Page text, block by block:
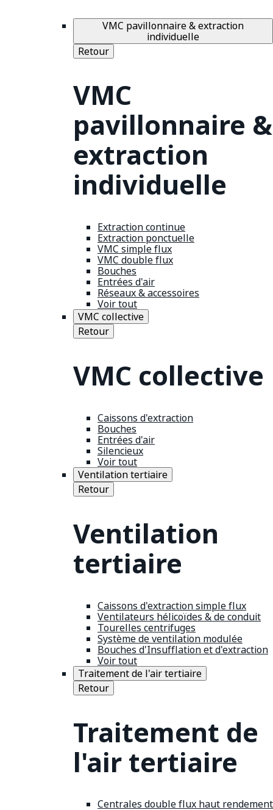
VMC pavillonnaire & extraction
individuelle
Retour
VMC
pavillonnaire &
extraction
individuelle
Extraction continue
Extraction ponctuelle
VMC simple flux
VMC double flux
Bouches
Entrées d'air
Réseaux & accessoires
Voir tout
VMC collective
Retour
VMC collective
Caissons d'extraction
Bouches
Entrées d'air
Silencieux
Voir tout
Ventilation tertiaire
Retour
Ventilation
tertiaire
Caissons d'extraction simple flux
Ventilateurs hélicoïdes & de conduit
Tourelles centrifuges
Système de ventilation modulée
Bouches d'Insufflation et d'extraction
Voir tout
Traitement de l'air tertiaire
Retour
Traitement de
l'air tertiaire
Centrales double flux haut rendement